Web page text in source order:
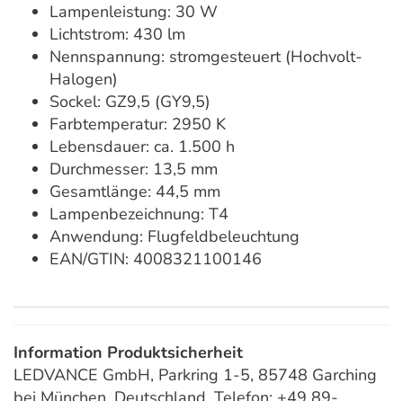
Lampenleistung: 30 W
Lichtstrom: 430 lm
Nennspannung: stromgesteuert (Hochvolt-
Halogen)
Sockel: GZ9,5 (GY9,5)
Farbtemperatur: 2950 K
Lebensdauer: ca. 1.500 h
Durchmesser: 13,5 mm
Gesamtlänge: 44,5 mm
Lampenbezeichnung: T4
Anwendung: Flugfeldbeleuchtung
EAN/GTIN: 4008321100146
Information Produktsicherheit
LEDVANCE GmbH, Parkring 1-5, 85748 Garching